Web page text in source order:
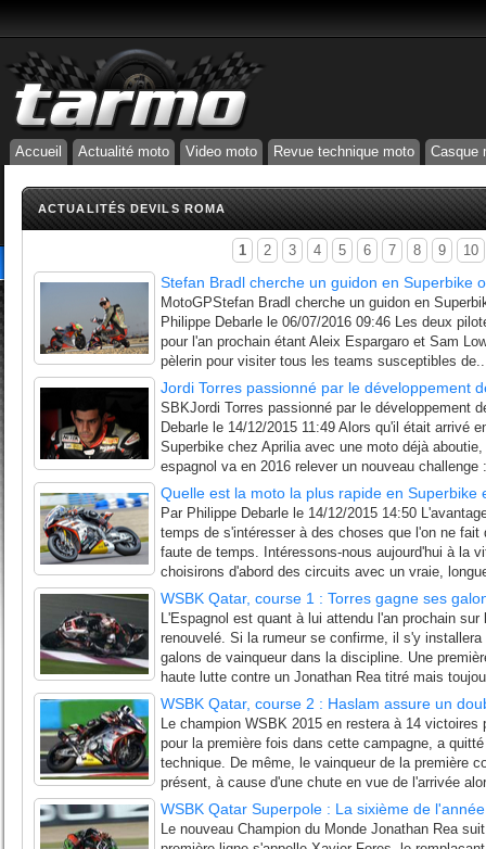
Accueil Actualité moto Video moto Revue technique moto Casque
ACTUALITÉS DEVILS ROMA
1 2 3 4 5 6 7 8 9 10
Stefan Bradl cherche un guidon en Superbike
MotoGPStefan Bradl cherche un guidon en
Philippe Debarle le 06/07/2016 09:46 Les deux
pour l'an prochain étant Aleix Espargaro et Sam
pèlerin pour visiter tous les teams susceptibles
Jordi Torres passionné par le développement
SBKJordi Torres passionné par le développement
Debarle le 14/12/2015 11:49 Alors qu'il était arrivé
Superbike chez Aprilia avec une moto déjà
espagnol va en 2016 relever un nouveau challenge
Quelle est la moto la plus rapide en Superbike
Par Philippe Debarle le 14/12/2015 14:50
temps de s'intéresser à des choses que l'on ne fait
faute de temps. Intéressons-nous aujourd'hui à la
choisirons d'abord des circuits avec un vraie,
WSBK Qatar, course 1 : Torres gagne ses
L'Espagnol est quant à lui attendu l'an prochain
renouvelé. Si la rumeur se confirme, il s'y
galons de vainqueur dans la discipline. Une
haute lutte contre un Jonathan Rea titré mais
WSBK Qatar, course 2 : Haslam assure un
Le champion WSBK 2015 en restera à 14
pour la première fois dans cette campagne, a
technique. De même, le vainqueur de la première
présent, à cause d'une chute en vue de l'arrivée
WSBK Qatar Superpole : La sixième de
Le nouveau Champion du Monde Jonathan Rea